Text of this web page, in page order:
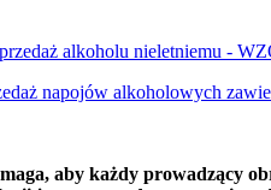
alkoholu nieletniemu -
napojów alkoholowych
aby każdy prowadzący